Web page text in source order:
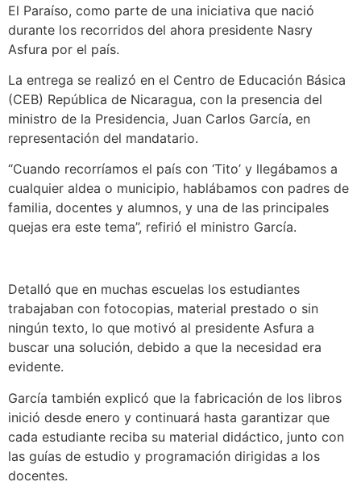
El Paraíso, como parte de una iniciativa que nació
durante los recorridos del ahora presidente Nasry
Asfura por el país.
La entrega se realizó en el Centro de Educación Básica
(CEB) República de Nicaragua, con la presencia del
ministro de la Presidencia, Juan Carlos García, en
representación del mandatario.
“Cuando recorríamos el país con ‘Tito’ y llegábamos a
cualquier aldea o municipio, hablábamos con padres de
familia, docentes y alumnos, y una de las principales
quejas era este tema”, refirió el ministro García.
Detalló que en muchas escuelas los estudiantes
trabajaban con fotocopias, material prestado o sin
ningún texto, lo que motivó al presidente Asfura a
buscar una solución, debido a que la necesidad era
evidente.
García también explicó que la fabricación de los libros
inició desde enero y continuará hasta garantizar que
cada estudiante reciba su material didáctico, junto con
las guías de estudio y programación dirigidas a los
docentes.